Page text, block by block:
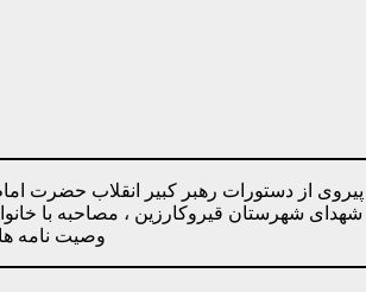
مدیا در بهمن ماه 1401 در زمینه پیروی از دستورات
شهدای شهرستان قیروکارزین ، مصاحبه
وصیت نامه